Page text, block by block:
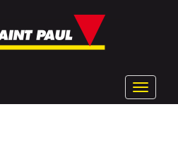
Toggle